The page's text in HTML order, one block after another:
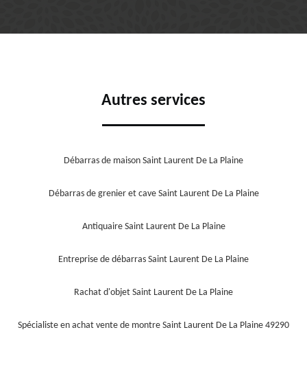
Autres services
Débarras de maison Saint Laurent De La Plaine
Débarras de grenier et cave Saint Laurent De La Plaine
Antiquaire Saint Laurent De La Plaine
Entreprise de débarras Saint Laurent De La Plaine
Rachat d'objet Saint Laurent De La Plaine
Spécialiste en achat vente de montre Saint Laurent De La Plaine 49290